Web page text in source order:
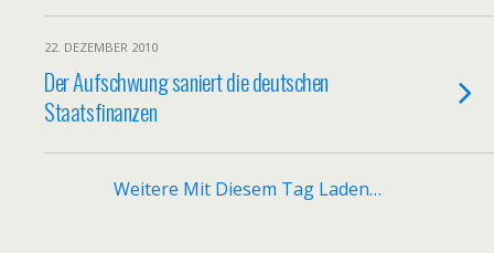
22. DEZEMBER 2010
Der Aufschwung saniert die deutschen
Staatsfinanzen
Weitere Mit Diesem Tag Laden…